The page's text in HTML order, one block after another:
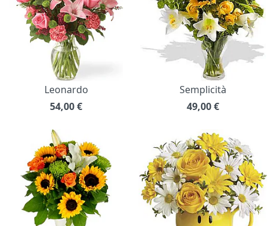
Leonardo
54,00€
Semplicità
49,00€